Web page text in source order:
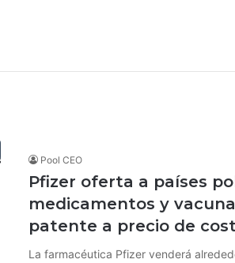
Pool CEO
Pfizer oferta a países
medicamentos y
patente a precio de
La farmacéutica Pfizer venderá